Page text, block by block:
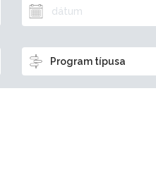
Program típusa